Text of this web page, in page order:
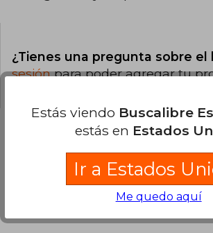
¿Tienes una pregunta sobre el
sesiónpara poder agregar tu
Opiniones sobre
Ver más opiniones de clientes
Estás viendo Buscalibre
estás en Estados
Ir a Estados
Me quedo aquí